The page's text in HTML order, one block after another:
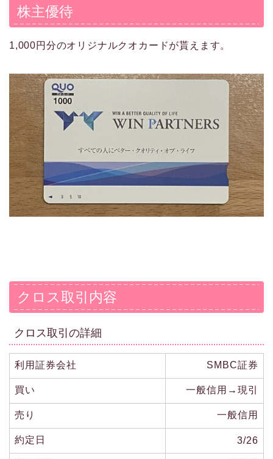
株主優待
1,000円分のオリジナルクオカードが貰えます。
クロス取引内容
クロス取引の詳細
利用証券会社 SMBC証券
買い 一般信用→現引
売り 一般信用
約定日 3/26